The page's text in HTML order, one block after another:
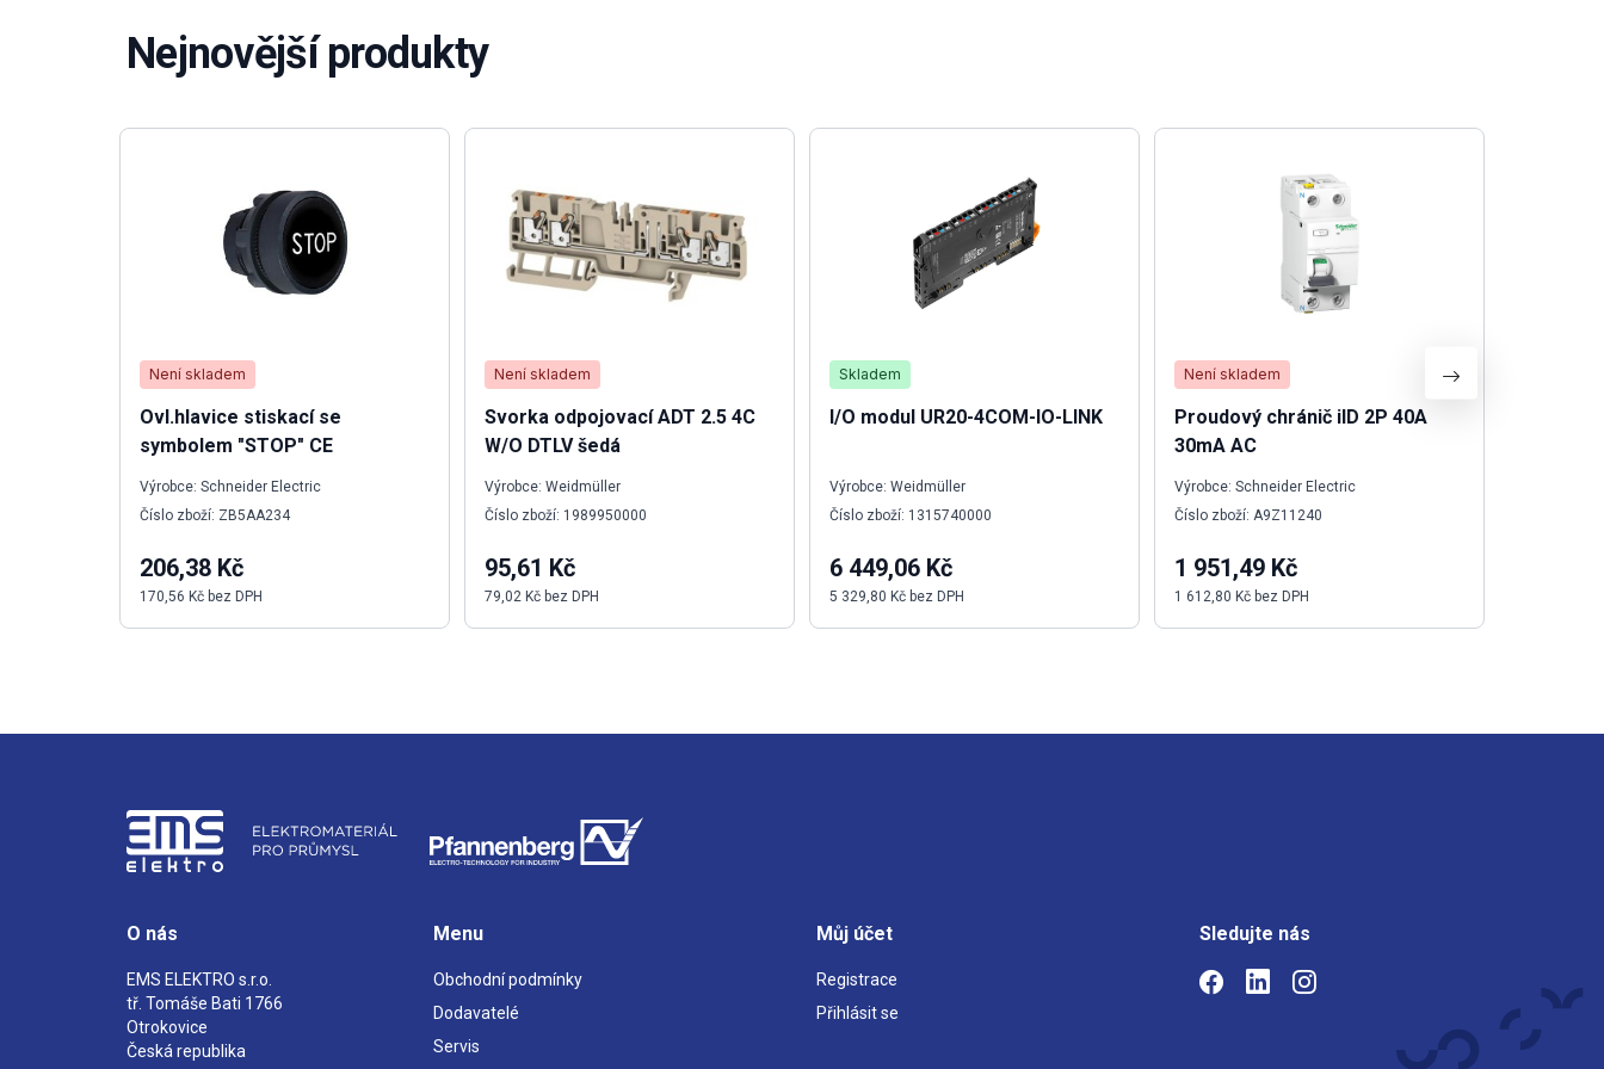
Nejnovější produkty
Není skladem
Ovl.hlavice stiskací se
symbolem "STOP" CE
Výrobce: Schneider Electric
Číslo zboží: ZB5AA234
206,38 Kč
170,56 Kč bez DPH
Není skladem
Svorka odpojovací ADT 2.5 4C
W/O DTLV šedá
Výrobce: Weidmüller
Číslo zboží: 1989950000
95,61 Kč
79,02 Kč bez DPH
Skladem
I/O modul UR20-4COM-IO-LINK
Výrobce: Weidmüller
Číslo zboží: 1315740000
6 449,06 Kč
5 329,80 Kč bez DPH
Není skladem
Proudový chránič iID 2P 40A
30mA AC
Výrobce: Schneider Electric
Číslo zboží: A9Z11240
1 951,49 Kč
1 612,80 Kč bez DPH
O nás
EMS ELEKTRO s.r.o.
tř. Tomáše Bati 1766
Otrokovice
Česká republika
Menu
Obchodní podmínky
Dodavatelé
Servis
Můj účet
Registrace
Přihlásit se
Sledujte nás